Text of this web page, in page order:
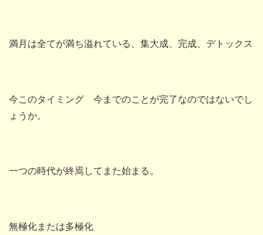
満月は全てが満ち溢れている、集大成、完成、デトックス
今このタイミング 今までのことが完了なのではないでし
ょうか。
一つの時代が終焉してまた始まる。
無極化または多極化